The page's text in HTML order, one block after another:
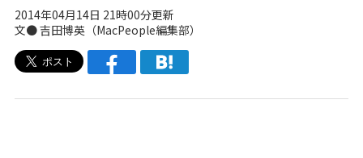
2014年04月14日 21時00分更新
文●吉田博英（MacPeople編集部）